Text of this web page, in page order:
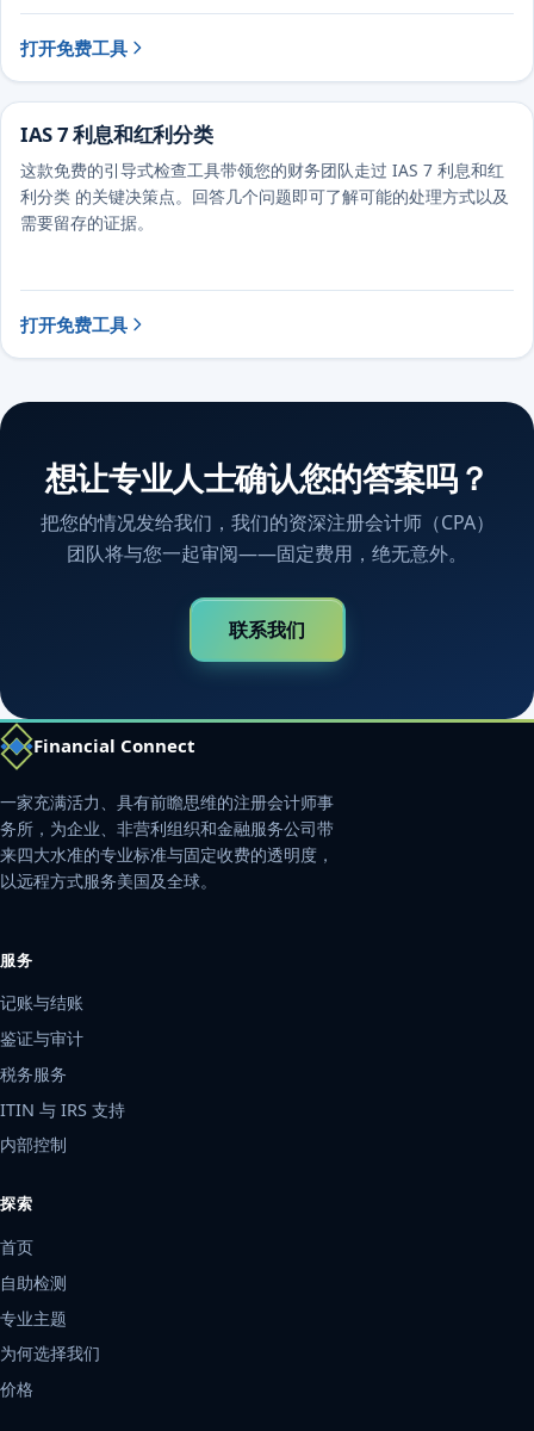
打开免费工具
IAS 7 利息和红利分类
这款免费的引导式检查工具带领您的财务团队走过 IAS 7 利息和红
利分类 的关键决策点。回答几个问题即可了解可能的处理方式以及
需要留存的证据。
打开免费工具
想让专业人士确认您的答案吗？
把您的情况发给我们，我们的资深注册会计师（CPA）
团队将与您一起审阅——固定费用，绝无意外。
联系我们
Financial Connect
一家充满活力、具有前瞻思维的注册会计师事
务所，为企业、非营利组织和金融服务公司带
来四大水准的专业标准与固定收费的透明度，
以远程方式服务美国及全球。
服务
记账与结账
鉴证与审计
税务服务
ITIN 与 IRS 支持
内部控制
探索
首页
自助检测
专业主题
为何选择我们
价格